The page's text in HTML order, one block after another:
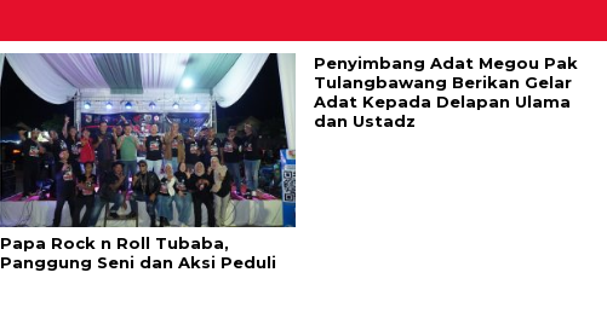
Papa Rock n Roll Tubaba,
Panggung Seni dan Aksi Peduli
Penyimbang Adat Megou Pak
Tulangbawang Berikan Gelar
Adat Kepada Delapan Ulama
dan Ustadz